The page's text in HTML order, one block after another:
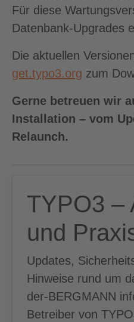
Für diese
Datenbank-Upgrades
Die aktuellen
get.typo3.org zum
Gerne betreuen wir
Installation – vom
Relaunch.
TYPO3 –
und
Updates,
Hinweise rund um
der-BERGMANN
Betreiber von